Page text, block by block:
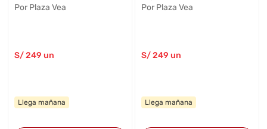
Por Plaza Vea
S/249 un
Llega mañana
Por Plaza Vea
S/249 un
Llega mañana